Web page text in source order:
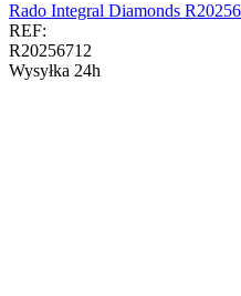
Rado Integral Diamonds
REF:
R20256712
Wysyłka 24h